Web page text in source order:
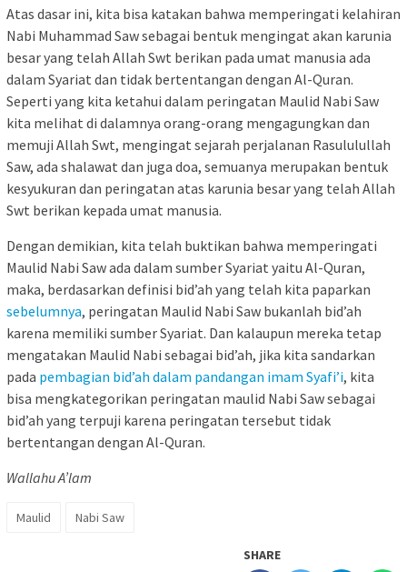
Atas dasar ini, kita bisa katakan bahwa memperingati kelahiran
Nabi Muhammad Saw sebagai bentuk mengingat akan karunia
besar yang telah Allah Swt berikan pada umat manusia ada
dalam Syariat dan tidak bertentangan dengan Al-Quran.
Seperti yang kita ketahui dalam peringatan Maulid Nabi Saw
kita melihat di dalamnya orang-orang mengagungkan dan
memuji Allah Swt, mengingat sejarah perjalanan Rasululullah
Saw, ada shalawat dan juga doa, semuanya merupakan bentuk
kesyukuran dan peringatan atas karunia besar yang telah Allah
Swt berikan kepada umat manusia.
Dengan demikian, kita telah buktikan bahwa memperingati
Maulid Nabi Saw ada dalam sumber Syariat yaitu Al-Quran,
maka, berdasarkan definisi bid’ah yang telah kita paparkan
sebelumnya, peringatan Maulid Nabi Saw bukanlah bid’ah
karena memiliki sumber Syariat. Dan kalaupun mereka tetap
mengatakan Maulid Nabi sebagai bid’ah, jika kita sandarkan
pada pembagian bid’ah dalam pandangan imam Syafi’i, kita
bisa mengkategorikan peringatan maulid Nabi Saw sebagai
bid’ah yang terpuji karena peringatan tersebut tidak
bertentangan dengan Al-Quran.
Wallahu A’lam
Maulid Nabi Saw
SHARE